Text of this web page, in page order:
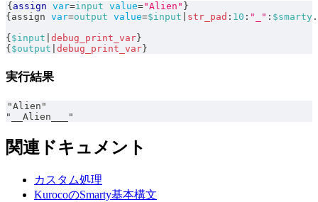
{ assign var=input value="Alien" }
{ assign var=output value=$input str_pad : 10 : "_" : $smarty .
{ $input debug_print_var }
{ $output debug_print_var }
実行結果
"Alien"
"__Alien___"
関連ドキュメント
カスタム処理
KurocoのSmarty基本構文